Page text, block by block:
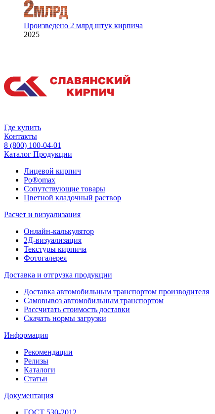
Произведено 2 млрд штук кирпича
2025
Где купить
Контакты
8 (800) 100-04-01
Каталог Продукции
Лицевой кирпич
Po®omax
Сопутствующие товары
Цветной кладочный раствор
Расчет и визуализация
Онлайн-калькулятор
2Д-визуализация
Текстуры кирпича
Фотогалерея
Доставка и отгрузка продукции
Доставка автомобильным транспортом производителя
Самовывоз автомобильным транспортом
Рассчитать стоимость доставки
Скачать нормы загрузки
Информация
Рекомендации
Релизы
Каталоги
Статьи
Документация
ГОСТ 530-2012